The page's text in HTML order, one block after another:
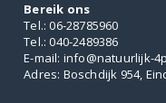
Bereik ons
Tel.: 06-28785960
Tel.: 040-2489386
E-mail: info@natuurlijk-
Adres: Boschdijk 954,